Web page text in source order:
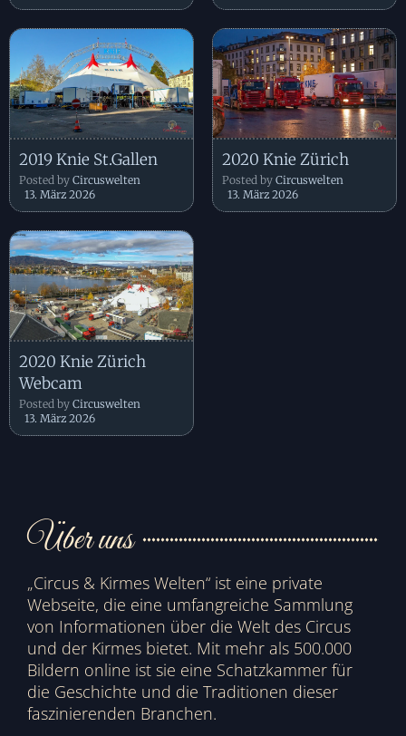
2019 Knie St.Gallen
Posted by Circuswelten
13. März 2026
2020 Knie Zürich
Posted by Circuswelten
13. März 2026
2020 Knie Zürich
Webcam
Posted by Circuswelten
13. März 2026
Über uns
„Circus & Kirmes Welten“ ist eine private
Webseite, die eine umfangreiche Sammlung
von Informationen über die Welt des Circus
und der Kirmes bietet. Mit mehr als 500.000
Bildern online ist sie eine Schatzkammer für
die Geschichte und die Traditionen dieser
faszinierenden Branchen.